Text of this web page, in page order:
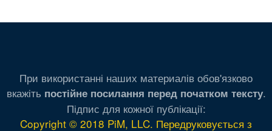
При використанні наших материалів обов'язково
вкажіть постійне посилання перед початком тексту.
Підпис для кожної публікації:
Copyright © 2018 PiM, LLC. Передруковується з